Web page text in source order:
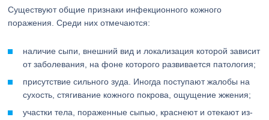
Существуют общие признаки инфекционного кожного
поражения. Среди них отмечаются:
наличие сыпи, внешний вид и локализация которой зависит
от заболевания, на фоне которого развивается патология;
присутствие сильного зуда. Иногда поступают жалобы на
сухость, стягивание кожного покрова, ощущение жжения;
участки тела, пораженные сыпью, краснеют и отекают из-